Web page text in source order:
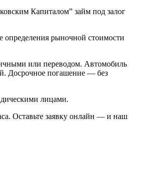
Капиталом” займ под залог
определения рыночной стоимости
или переводом. Автомобиль
Досрочное погашение — без
лицами.
Оставьте заявку онлайн — и наш